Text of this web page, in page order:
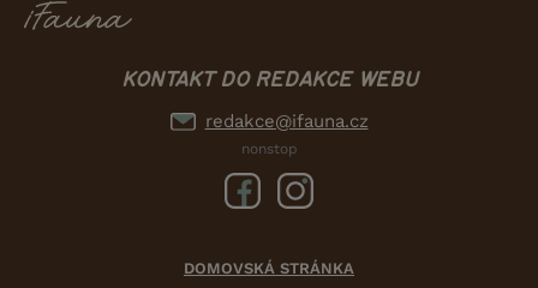
KONTAKT DO REDAKCE WEBU
redakce@ifauna.cz
nonstop
DOMOVSKÁ STRÁNKA